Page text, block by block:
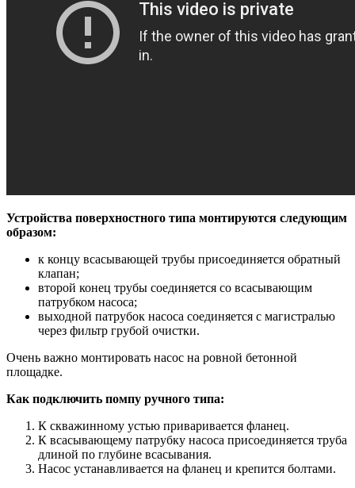
Устройства поверхностного типа монтируются следующим
образом:
к концу всасывающей трубы присоединяется обратный
клапан;
второй конец трубы соединяется со всасывающим
патрубком насоса;
выходной патрубок насоса соединяется с магистралью
через фильтр грубой очистки.
Очень важно монтировать насос на ровной бетонной
площадке.
Как подключить помпу ручного типа:
К скважинному устью приваривается фланец.
К всасывающему патрубку насоса присоединяется труба
длиной по глубине всасывания.
Насос устанавливается на фланец и крепится болтами.